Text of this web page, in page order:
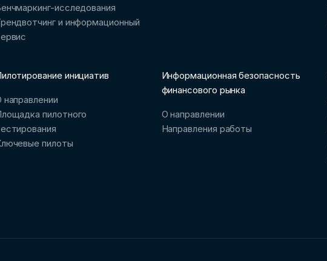
исследования
и информационный
инициатив
направлении
пилотного
пилоты
Информационная безопасность
финансового рынка
О направлении
Направления работы